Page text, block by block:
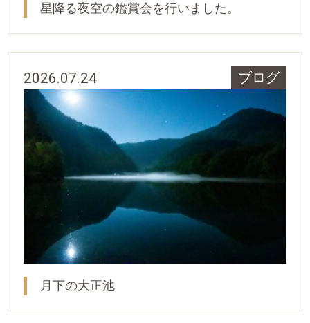
星降る夜空の鑑賞会を行いました。
2026.07.24 ブログ
月下の大正池